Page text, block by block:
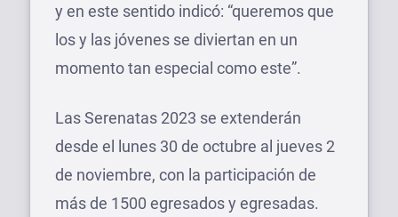
y en este sentido indicó: “queremos que
los y las jóvenes se diviertan en un
momento tan especial como este”.
Las Serenatas 2023 se extenderán
desde el lunes 30 de octubre al jueves 2
de noviembre, con la participación de
más de 1500 egresados y egresadas.